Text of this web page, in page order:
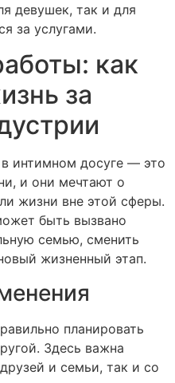
девушек, так и для
за услугами.
как
за
интимном досуге — это
и они мечтают о
жизни вне этой сферы.
быть вызвано
семью, сменить
жизненный этап.
планировать
Здесь важна
и семьи, так и со